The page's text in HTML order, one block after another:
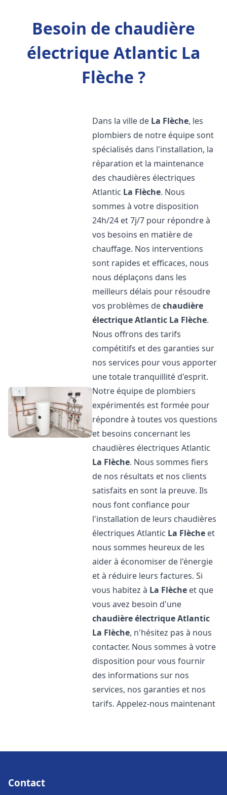
Besoin de chaudière
électrique Atlantic La
Flèche ?
Dans la ville de La Flèche, les
plombiers de notre équipe sont
spécialisés dans l'installation, la
réparation et la maintenance
des chaudières électriques
Atlantic La Flèche. Nous
sommes à votre disposition
24h/24 et 7j/7 pour répondre à
vos besoins en matière de
chauffage. Nos interventions
sont rapides et efficaces, nous
nous déplaçons dans les
meilleurs délais pour résoudre
vos problèmes dechaudière
électrique Atlantic La Flèche.
Nous offrons des tarifs
compétitifs et des garanties sur
nos services pour vous apporter
une totale tranquillité d'esprit.
Notre équipe de plombiers
expérimentés est formée pour
répondre à toutes vos questions
et besoins concernant les
chaudières électriques Atlantic
La Flèche. Nous sommes fiers
de nos résultats et nos clients
satisfaits en sont la preuve. Ils
nous font confiance pour
l'installation de leurs chaudières
électriques Atlantic La Flèche et
nous sommes heureux de les
aider à économiser de l'énergie
et à réduire leurs factures. Si
vous habitez à La Flèche et que
vous avez besoin d'une
chaudière électrique Atlantic
La Flèche, n'hésitez pas à nous
contacter. Nous sommes à votre
disposition pour vous fournir
des informations sur nos
services, nos garanties et nos
tarifs. Appelez-nous maintenant
Contact